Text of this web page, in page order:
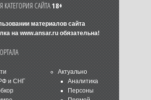
КАТЕГОРИЯ САЙТА18+
материалов сайта
на www.ansar.ruобязательна!
и СНГ
Актуально
Аналитика
Персоны